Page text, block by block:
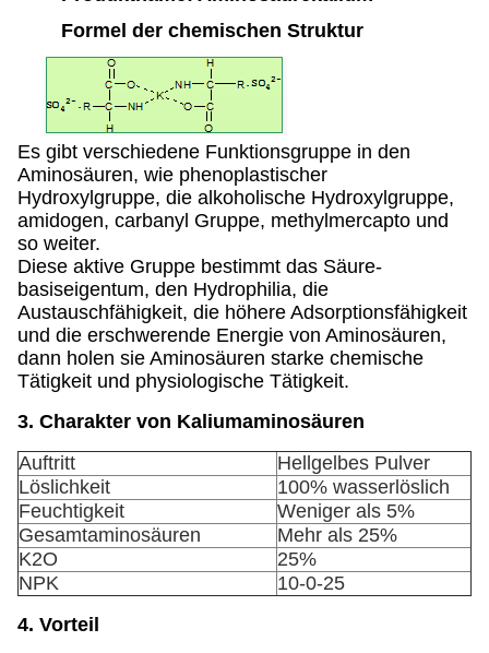
Formel der chemischen Struktur
Es gibt verschiedene Funktionsgruppe in den
Aminosäuren, wie phenoplastischer
Hydroxylgruppe, die alkoholische Hydroxylgruppe,
amidogen, carbanyl Gruppe, methylmercapto und
so weiter.
Diese aktive Gruppe bestimmt das Säure-
basiseigentum, den Hydrophilia, die
Austauschfähigkeit, die höhere Adsorptionsfähigkeit
und die erschwerende Energie von Aminosäuren,
dann holen sie Aminosäuren starke chemische
Tätigkeit und physiologische Tätigkeit.
3. Charakter von Kaliumaminosäuren
Auftritt
Hellgelbes Pulver
Löslichkeit
100% wasserlöslich
Feuchtigkeit
Weniger als 5%
Gesamtaminosäuren
Mehr als 25%
K2O
25%
NPK
10-0-25
4. Vorteil